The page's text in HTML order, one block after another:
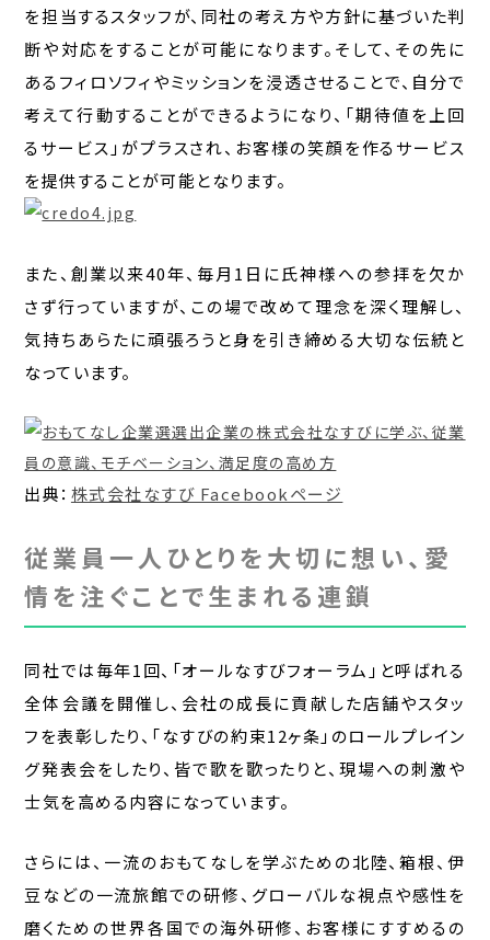
を担当するスタッフが、同社の考え方や方針に基づいた判
断や対応をすることが可能になります。そして、その先に
あるフィロソフィやミッションを浸透させることで、自分で
考えて行動することができるようになり、「期待値を上回
るサービス」がプラスされ、お客様の笑顔を作るサービス
を提供することが可能となります。
また、創業以来40年、毎月1日に氏神様への参拝を欠か
さず行っていますが、この場で改めて理念を深く理解し、
気持ちあらたに頑張ろうと身を引き締める大切な伝統と
なっています。
出典： 株式会社なすび Facebookページ
従業員一人ひとりを大切に想い、愛
情を注ぐことで生まれる連鎖
同社では毎年1回、「オールなすびフォーラム」と呼ばれる
全体会議を開催し、会社の成長に貢献した店舗やスタッ
フを表彰したり、「なすびの約束12ヶ条」のロールプレイン
グ発表会をしたり、皆で歌を歌ったりと、現場への刺激や
士気を高める内容になっています。
さらには、一流のおもてなしを学ぶための北陸、箱根、伊
豆などの一流旅館での研修、グローバルな視点や感性を
磨くための世界各国での海外研修、お客様にすすめるの